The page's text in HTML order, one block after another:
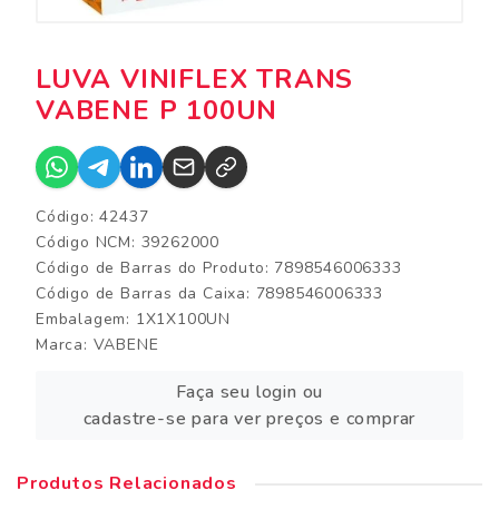
LUVA VINIFLEX TRANS
VABENE P 100UN
Código: 42437
Código NCM: 39262000
Código de Barras do Produto: 7898546006333
Código de Barras da Caixa: 7898546006333
Embalagem: 1X1X100UN
Marca: VABENE
Faça seu login ou
cadastre-se para ver preços e comprar
Produtos Relacionados